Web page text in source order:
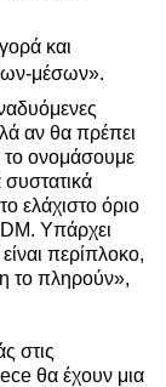
και
μέσων».
αν θα πρέπει
ονομάσουμε
ελάχιστο όριο
Υπάρχει
περίπλοκο,
το πληρούν»,
στις
θα έχουν μια